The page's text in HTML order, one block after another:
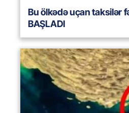
Bu ölkədə uçan taksilər
BAŞLADI